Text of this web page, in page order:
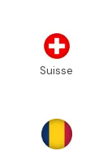
Suisse